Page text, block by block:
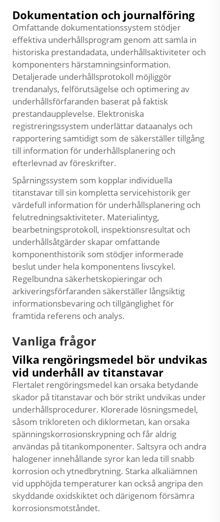
Dokumentation och journalföring
Omfattande dokumentationssystem stödjer
effektiva underhållsprogram genom att samla in
historiska prestandadata, underhållsaktiviteter och
komponenters härstamningsinformation.
Detaljerade underhållsprotokoll möjliggör
trendanalys, felförutsägelse och optimering av
underhållsförfaranden baserat på faktisk
prestandaupplevelse. Elektroniska
registreringssystem underlättar dataanalys och
rapportering samtidigt som de säkerställer tillgång
till information för underhållsplanering och
efterlevnad av föreskrifter.
Spårningssystem som kopplar individuella
titanstavar till sin kompletta servicehistorik ger
värdefull information för underhållsplanering och
felutredningsaktiviteter. Materialintyg,
bearbetningsprotokoll, inspektionsresultat och
underhållsåtgärder skapar omfattande
komponenthistorik som stödjer informerade
beslut under hela komponentens livscykel.
Regelbundna säkerhetskopieringar och
arkiveringsförfaranden säkerställer långsiktig
informationsbevaring och tillgänglighet för
framtida referens och analys.
Vanliga frågor
Vilka rengöringsmedel bör undvikas
vid underhåll av titanstavar
Flertalet rengöringsmedel kan orsaka betydande
skador på titanstavar och bör strikt undvikas under
underhållsprocedurer. Klorerade lösningsmedel,
såsom trikloreten och diklormetan, kan orsaka
spänningskorrosionskrypning och får aldrig
användas på titankomponenter. Saltsyra och andra
halogener innehållande syror kan leda till snabb
korrosion och ytnedbrytning. Starka alkaliämnen
vid upphöjda temperaturer kan också angripa den
skyddande oxidskiktet och därigenom försämra
korrosionsmotståndet.